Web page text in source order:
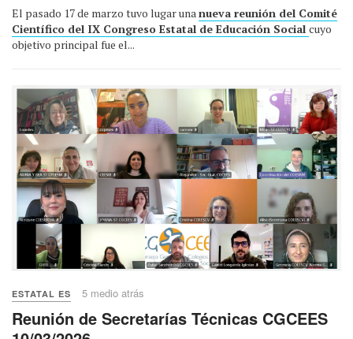
El pasado 17 de marzo tuvo lugar unanueva reunión del Comité
Científico del IX Congreso Estatal de Educación Social cuyo
objetivo principal fue el...
ESTATAL ES 5 medio atrás
Reunión de Secretarías Técnicas CGCEES